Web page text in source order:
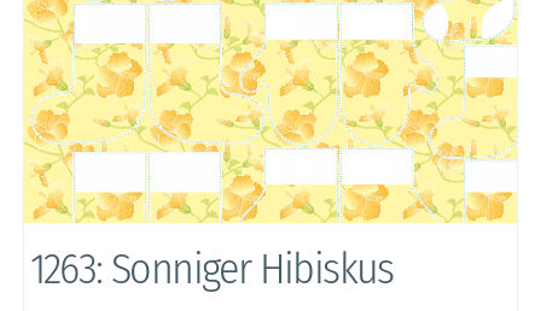
1263: Sonniger Hibiskus